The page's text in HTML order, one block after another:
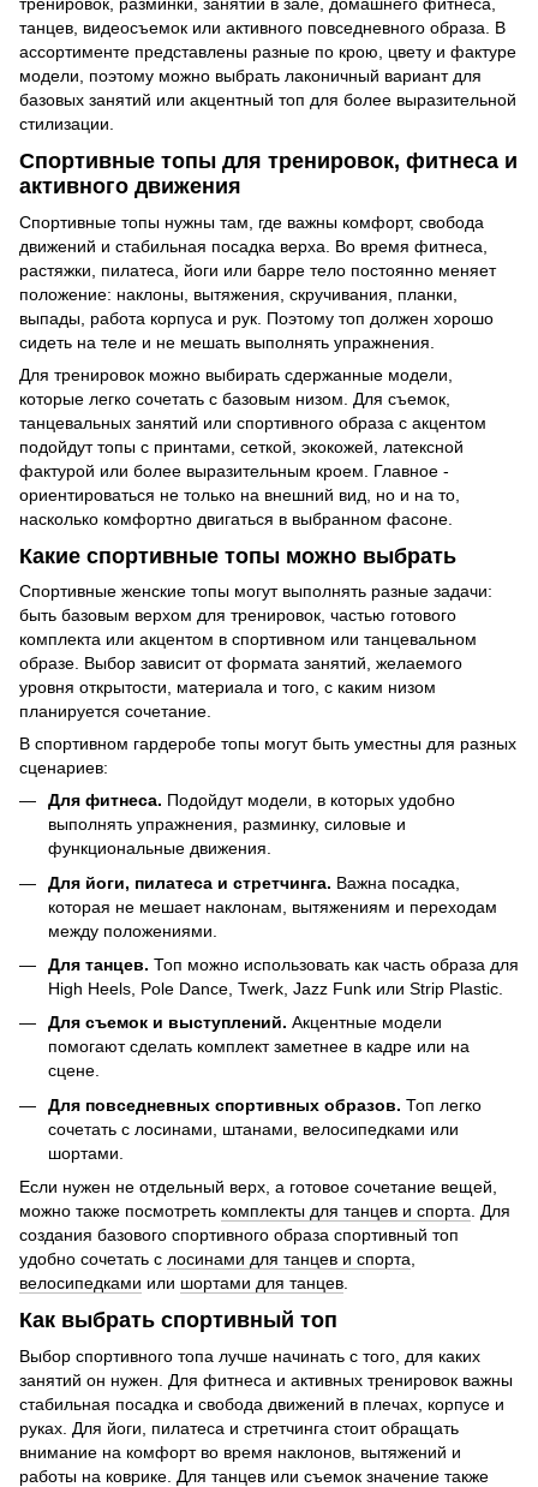
танцев, видеосъемок или активного повседневного образа. В
ассортименте представлены разные по крою, цвету и фактуре
модели, поэтому можно выбрать лаконичный вариант для
базовых занятий или акцентный топ для более выразительной
стилизации.
Спортивные топы для тренировок, фитнеса и
активного движения
Спортивные топы нужны там, где важны комфорт, свобода
движений и стабильная посадка верха. Во время фитнеса,
растяжки, пилатеса, йоги или барре тело постоянно меняет
положение: наклоны, вытяжения, скручивания, планки,
выпады, работа корпуса и рук. Поэтому топ должен хорошо
сидеть на теле и не мешать выполнять упражнения.
Для тренировок можно выбирать сдержанные модели,
которые легко сочетать с базовым низом. Для съемок,
танцевальных занятий или спортивного образа с акцентом
подойдут топы с принтами, сеткой, экокожей, латексной
фактурой или более выразительным кроем. Главное -
ориентироваться не только на внешний вид, но и на то,
насколько комфортно двигаться в выбранном фасоне.
Какие спортивные топы можно выбрать
Спортивные женские топы могут выполнять разные задачи:
быть базовым верхом для тренировок, частью готового
комплекта или акцентом в спортивном или танцевальном
образе. Выбор зависит от формата занятий, желаемого
уровня открытости, материала и того, с каким низом
планируется сочетание.
В спортивном гардеробе топы могут быть уместны для разных
сценариев:
Для фитнеса. Подойдут модели, в которых удобно
выполнять упражнения, разминку, силовые и
функциональные движения.
Для йоги, пилатеса и стретчинга. Важна посадка,
которая не мешает наклонам, вытяжениям и переходам
между положениями.
Для танцев. Топ можно использовать как часть образа для
High Heels, Pole Dance, Twerk, Jazz Funk или Strip Plastic.
Для съемок и выступлений. Акцентные модели
помогают сделать комплект заметнее в кадре или на
сцене.
Для повседневных спортивных образов. Топ легко
сочетать с лосинами, штанами, велосипедками или
шортами.
Если нужен не отдельный верх, а готовое сочетание вещей,
можно также посмотреть комплекты для танцев и спорта . Для
создания базового спортивного образа спортивный топ
удобно сочетать с лосинами для танцев и спорта
велосипедками или шортами для танцев
Как выбрать спортивный топ
Выбор спортивного топа лучше начинать с того, для каких
занятий он нужен. Для фитнеса и активных тренировок важны
стабильная посадка и свобода движений в плечах, корпусе и
руках. Для йоги, пилатеса и стретчинга стоит обращать
внимание на комфорт во время наклонов, вытяжений и
работы на коврике. Для танцев или съемок значение также